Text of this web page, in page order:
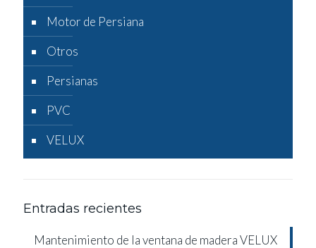
Motor de Persiana
Otros
Persianas
PVC
VELUX
Entradas recientes
Mantenimiento de la ventana de madera VELUX